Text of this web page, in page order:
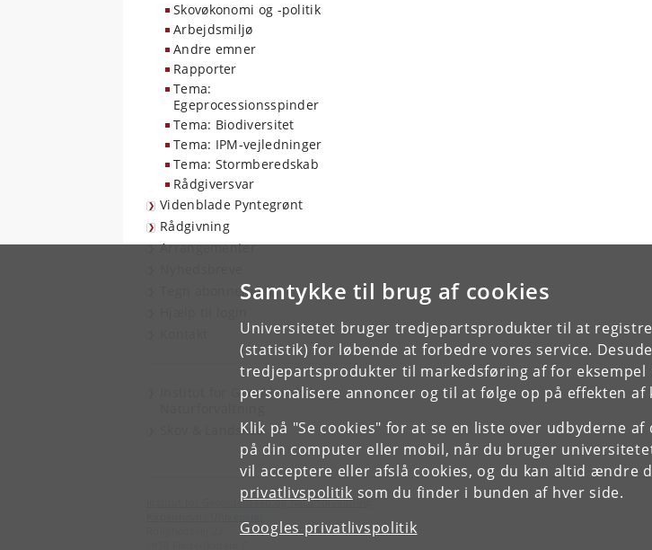
Samtykke til brug af cookies
Universitetet bruger tredjepartsprodukter til at
(statistik) for løbende at forbedre vores service.
tredjepartsprodukter til markedsføring af for
personalisere annoncer og til at følge op på effekten af
Klik på "Se cookies" for at se en liste over udbyderne
på din computer eller mobil, når du bruger
vil acceptere eller afslå cookies, og du kan altid ændre
privatlivspolitik som du finder i bunden af hver side.
Googles privatlivspolitik
Skovøkonomi og -politik
Arbejdsmiljø
Andre emner
Rapporter
Tema:
Egeprocessionsspinder
Tema: Biodiversitet
Tema: IPM-vejledninger
Tema: Stormberedskab
Rådgiversvar
Videnblade Pyntegrønt
Rådgivning
Arrangementer
Tegn abonnement
Institut for Geovidenskab og
Skov & Landskab
Institut for Geovidenskab og Naturforvaltning